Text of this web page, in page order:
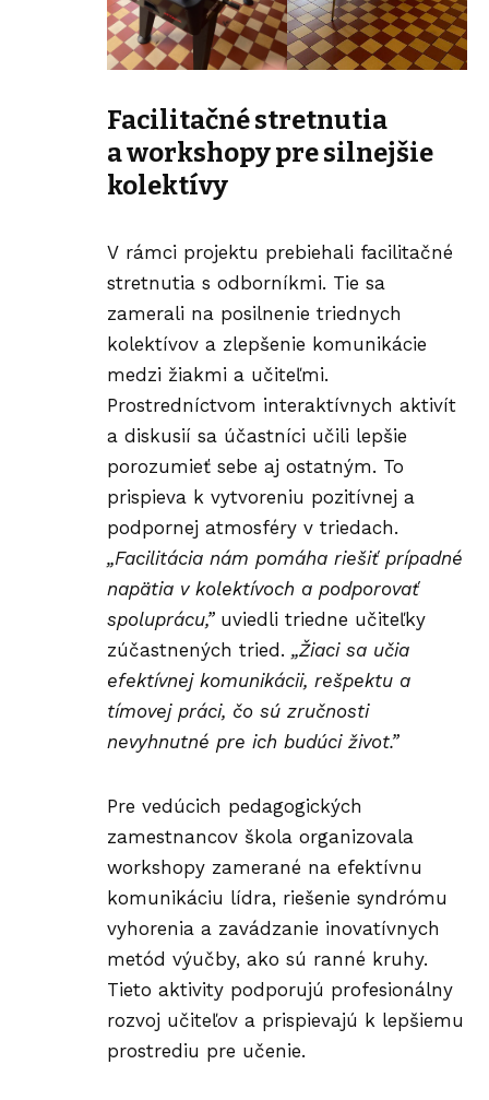
Facilitačné stretnutia
a workshopy pre silnejšie
kolektívy
V rámci projektu prebiehali facilitačné
stretnutia s odborníkmi. Tie sa
zamerali na posilnenie triednych
kolektívov a zlepšenie komunikácie
medzi žiakmi a učiteľmi.
Prostredníctvom interaktívnych aktivít
a diskusií sa účastníci učili lepšie
porozumieť sebe aj ostatným. To
prispieva k vytvoreniu pozitívnej a
podpornej atmosféry v triedach.
„Facilitácia nám pomáha riešiť prípadné
napätia v kolektívoch a podporovať
spoluprácu,”uviedli triedne učiteľky
zúčastnených tried. „Žiaci sa učia
efektívnej komunikácii, rešpektu a
tímovej práci, čo sú zručnosti
nevyhnutné pre ich budúci život.”
Pre vedúcich pedagogických
zamestnancov škola organizovala
workshopy zamerané na efektívnu
komunikáciu lídra, riešenie syndrómu
vyhorenia a zavádzanie inovatívnych
metód výučby, ako sú ranné kruhy.
Tieto aktivity podporujú profesionálny
rozvoj učiteľov a prispievajú k lepšiemu
prostrediu pre učenie.